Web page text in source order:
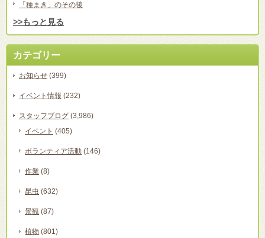
「種まき」のその後
>>もっと見る
カテゴリー
お知らせ (399)
イベント情報 (232)
スタッフブログ (3,986)
イベント (405)
ボランティア活動 (146)
作業 (8)
昆虫 (632)
景観 (87)
植物 (801)